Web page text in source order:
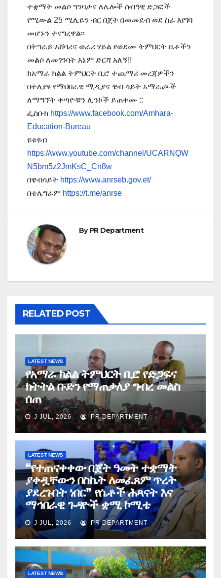
ተቋማት መልሶ ግንባታና ለሌሎች ሰብዓዊ ድጋፎች
የሚውል 25 ሚሊዬን ብር በጀት በመመደብ ወደ ስራ እየገባ
መሆኑን ተናግረዋል፡፡
በትግራይ አሸባሪና ወራሪ ሃይል የወደሙ ትምህርት ቤቶችን
መልሶ ለመገንባት እኔም ድርሻ አለኝ!!
ከአማራ ክልል ትምህርት ቢሮ ተጨማሪ መረጃዎችን
በተለያዩ የማህበራዊ ሚዲያና ዌብ ሳይት አማራጮች
ለማግኘት ቀጣዮቹን ሊንኮች ይጠቀሙ ::
ፌስቡክ https://www.facebook.com/Amhara-
Education-Bureau
ዩቱዩብ
https://www.youtube.com/channel/UCARNQW
N5bm5z2JmKsC_Cn8w
በዌብሳይት https://www.anrseb.gov.et/
በቴሌግራም https://t.me/anrse
ByPR Department
RELATED POST
LATEST NEWS
የአማራ ክልል ትምህርት ቢሮ የድጋፍና
ክትትል ቡድን የማጠቃለያ ግብረ መልስ
ሰጠ
J JUL, 2026 PR DEPARTMENT
LATEST NEWS
“የተጠናቀቀው በጀት ዓመት ተቋማት
ያቀዷቸውን በስኬት ለመፈጸም ጥረት
ያደረጉበት ነበር” የሴቶች ሕጻናት እና
ማኅበራዊ ጉዳዮች ቋሚ ኮሚቴ
J JUL, 2026 PR DEPARTMENT
LATEST NEWS